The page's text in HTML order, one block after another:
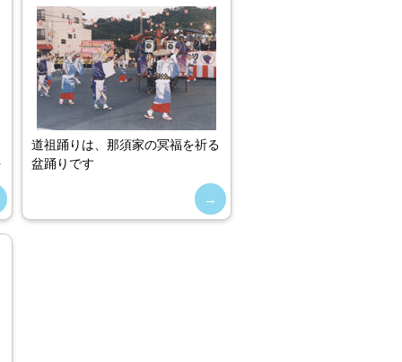
道祖踊りは、那須家の冥福を祈る
盆踊りです